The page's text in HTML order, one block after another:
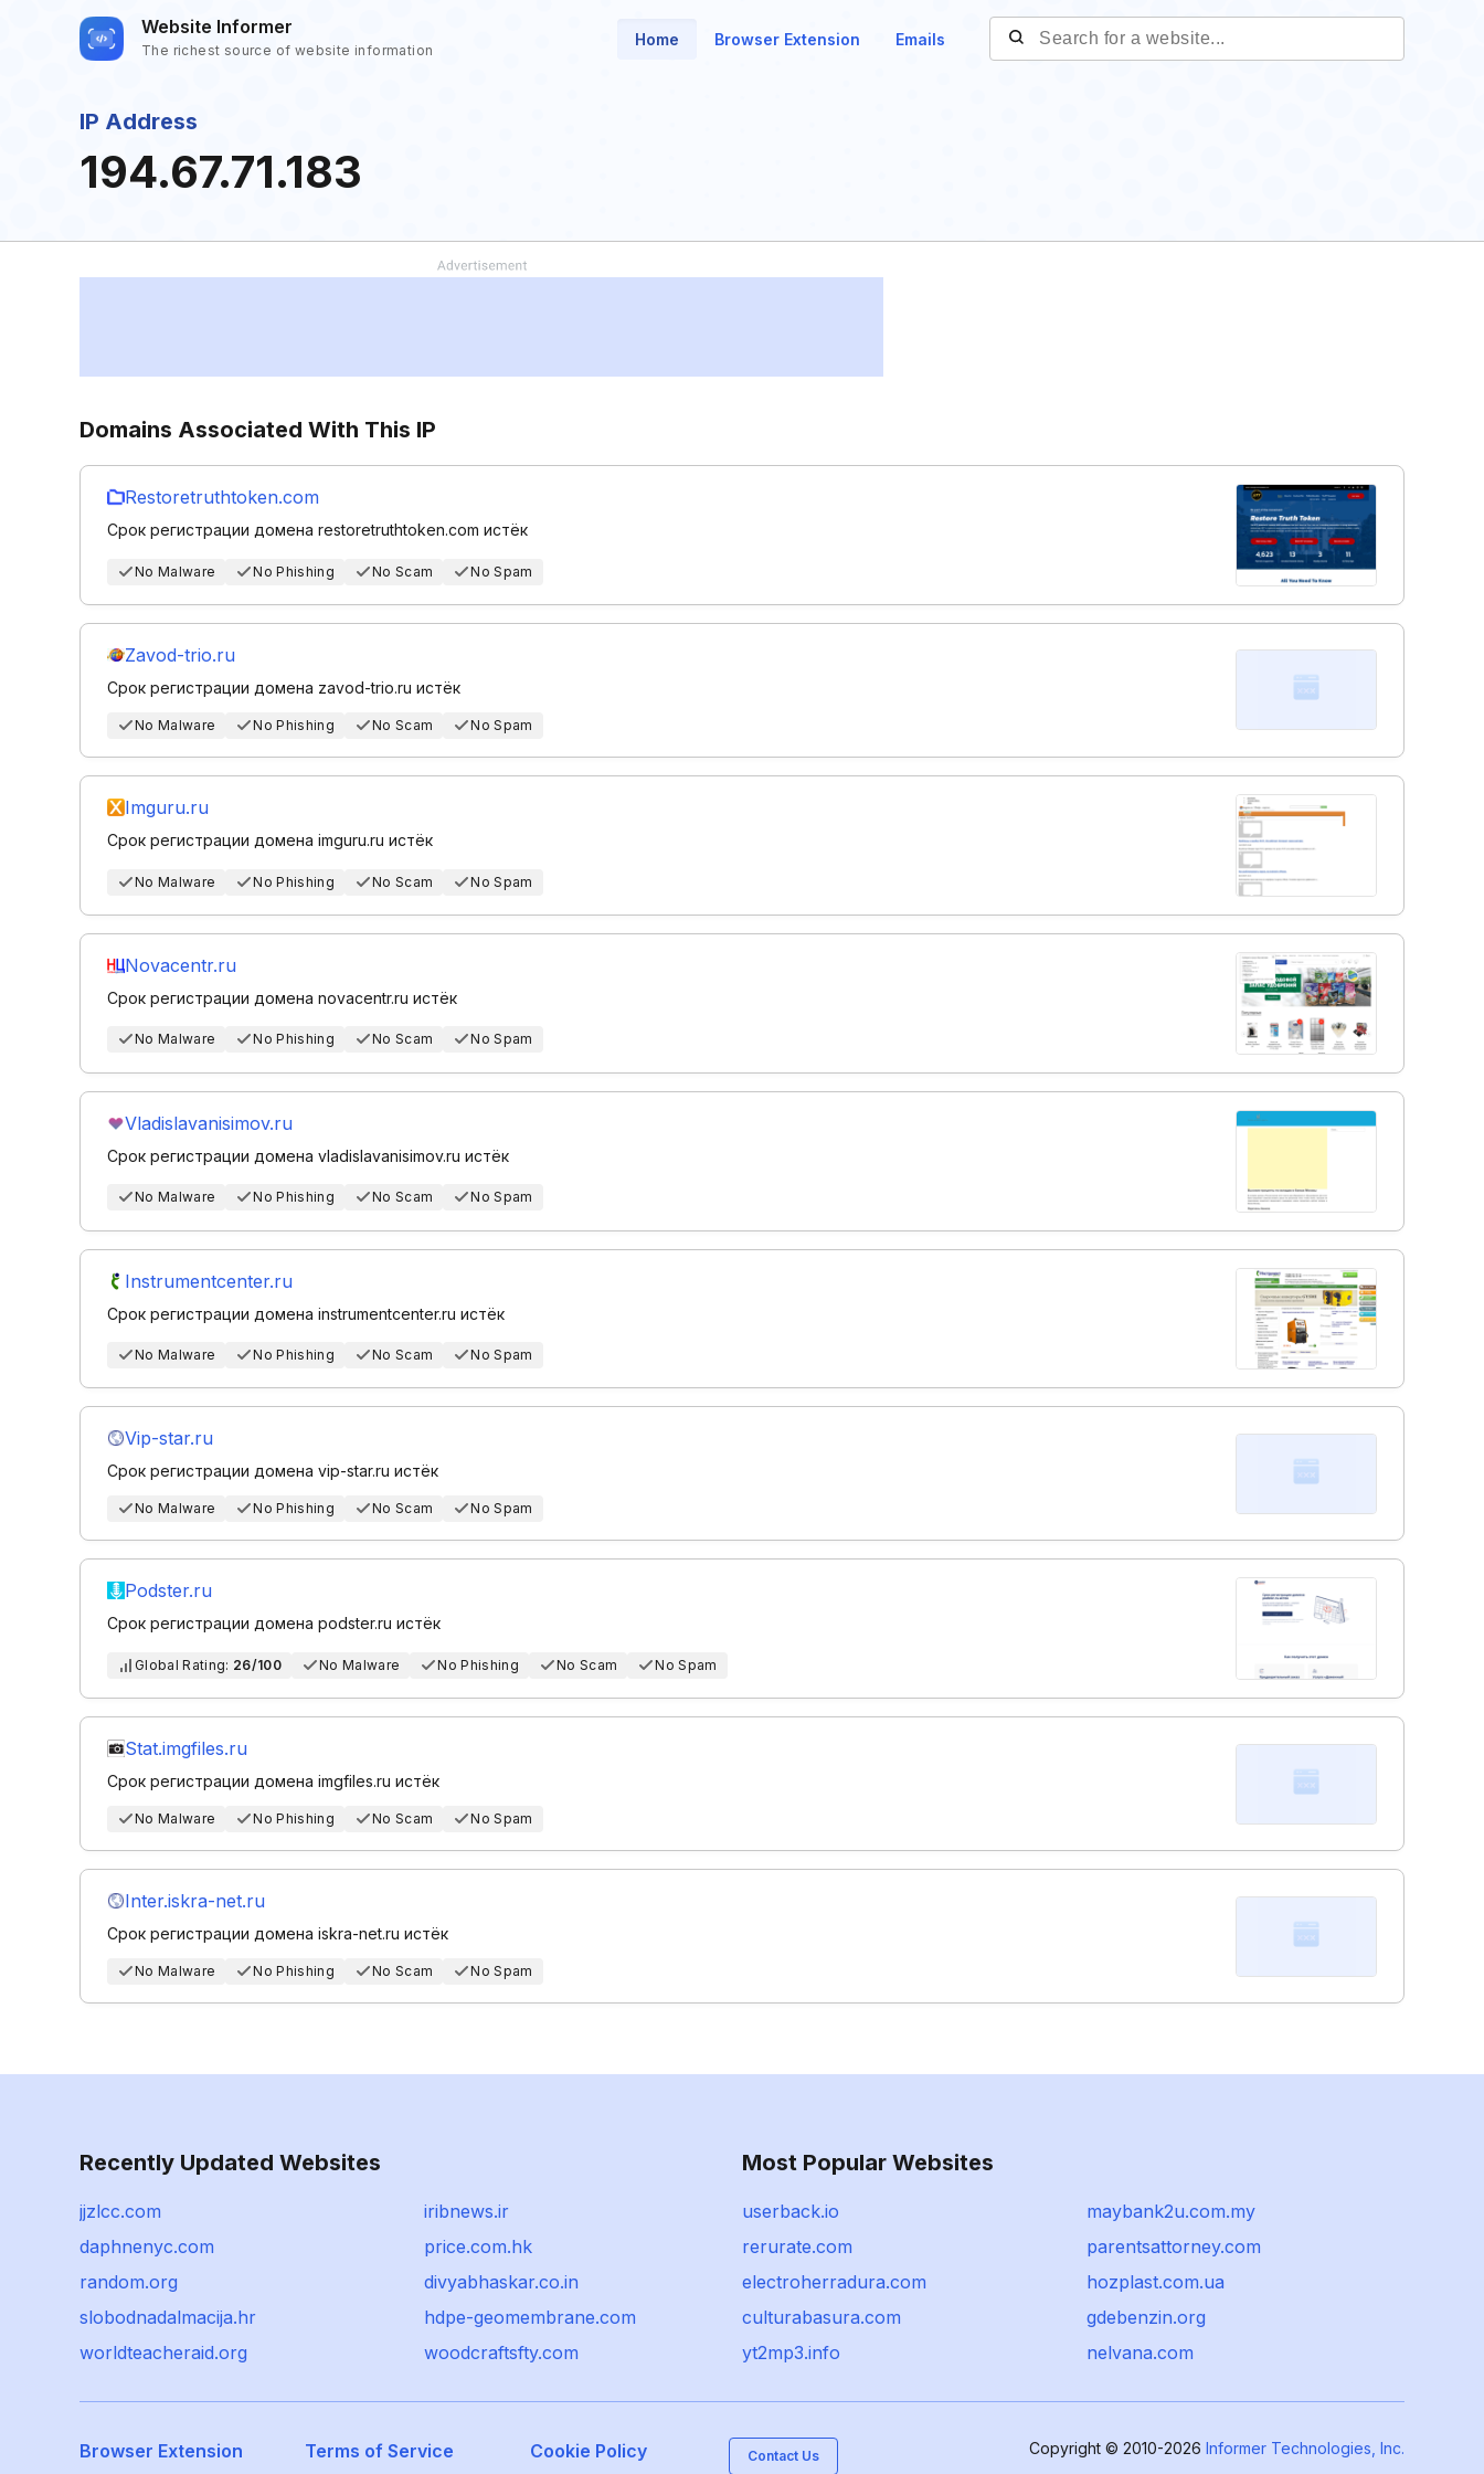
Website Informer
The richest source of website information
Home Browser Extension Emails
IP Address
194.67.71.183
Domains Associated With This IP
Restoretruthtoken.com
Срок регистрации домена restoretruthtoken.com истёк
No Malware No Phishing No Scam No Spam
Zavod-trio.ru
Срок регистрации домена zavod-trio.ru истёк
No Malware No Phishing No Scam No Spam
Imguru.ru
Срок регистрации домена imguru.ru истёк
No Malware No Phishing No Scam No Spam
Novacentr.ru
Срок регистрации домена novacentr.ru истёк
No Malware No Phishing No Scam No Spam
Vladislavanisimov.ru
Срок регистрации домена vladislavanisimov.ru истёк
No Malware No Phishing No Scam No Spam
Instrumentcenter.ru
Срок регистрации домена instrumentcenter.ru истёк
No Malware No Phishing No Scam No Spam
Vip-star.ru
Срок регистрации домена vip-star.ru истёк
No Malware No Phishing No Scam No Spam
Podster.ru
Срок регистрации домена podster.ru истёк
Global Rating: 26/100 No Malware No Phishing No Scam No Spam
Stat.imgfiles.ru
Срок регистрации домена imgfiles.ru истёк
No Malware No Phishing No Scam No Spam
Inter.iskra-net.ru
Срок регистрации домена iskra-net.ru истёк
No Malware No Phishing No Scam No Spam
Recently Updated Websites
jjzlcc.com
iribnews.ir
daphnenyc.com
price.com.hk
random.org
divyabhaskar.co.in
slobodnadalmacija.hr
hdpe-geomembrane.com
worldteacheraid.org
woodcraftsfty.com
Most Popular Websites
userback.io
maybank2u.com.my
rerurate.com
parentsattorney.com
electroherradura.com
hozplast.com.ua
culturabasura.com
gdebenzin.org
yt2mp3.info
nelvana.com
Browser Extension Terms of Service Cookie Policy Contact Us Copyright © 2010-2026 Informer Technologies, Inc.